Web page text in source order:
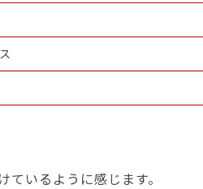
いるように感じます。